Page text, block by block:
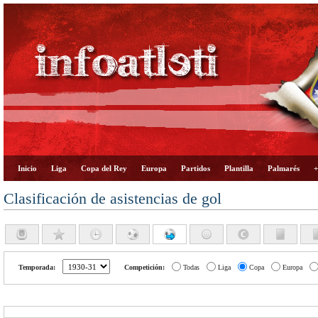
Inicio Liga Copa del Rey Europa Partidos Plantilla Palmarés
Clasificación de asistencias de gol
Temporada: Competición: Todas Liga Copa Europa